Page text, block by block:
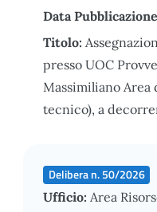
Data
Titolo:
presso UOC
Massimiliano Area
tecnico), a
Delibera n. 50/2026
Ufficio: Area